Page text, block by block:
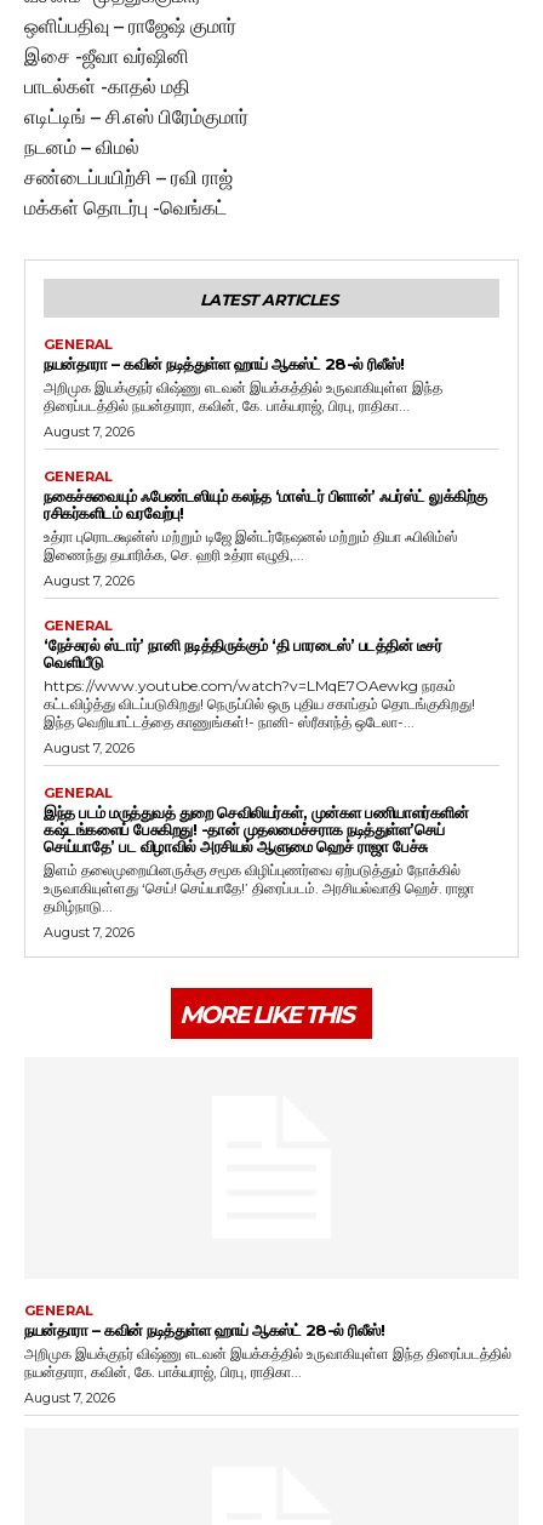
ஒளிப்பதிவு – ராஜேஷ் குமார்
இசை -ஜீவா வர்ஷினி
பாடல்கள் -காதல் மதி
எடிட்டிங் – சி.எஸ் பிரேம்குமார்
நடனம் – விமல்
சண்டைப்பயிற்சி – ரவி ராஜ்
மக்கள் தொடர்பு -வெங்கட்
LATEST ARTICLES
GENERAL
நயன்தாரா – கவின் நடித்துள்ள ஹாய் ஆகஸ்ட் 28-ல் ரிலீஸ்!
அறிமுக இயக்குநர் விஷ்ணு எடவன் இயக்கத்தில் உருவாகியுள்ள இந்த
திரைப்படத்தில் நயன்தாரா, கவின், கே. பாக்யராஜ், பிரபு, ராதிகா...
August 7, 2026
GENERAL
நகைச்சுவையும் ஃபேண்டஸியும் கலந்த ‘மாஸ்டர் பிளான்’ ஃபர்ஸ்ட் லுக்கிற்கு
ரசிகர்களிடம் வரவேற்பு!
உத்ரா புரொடக்ஷன்ஸ் மற்றும் டிஜே இன்டர்நேஷனல் மற்றும் தியா ஃபிலிம்ஸ்
இணைந்து தயாரிக்க, செ. ஹரி உத்ரா எழுதி,...
August 7, 2026
GENERAL
‘நேச்சுரல் ஸ்டார்’ நானி நடித்திருக்கும் ‘தி பாரடைஸ்’ படத்தின் டீசர்
வெளியீடு
https://www.youtube.com/watch?v=LMqE7OAewkg நரகம்
கட்டவிழ்த்து விடப்படுகிறது! நெருப்பில் ஒரு புதிய சகாப்தம் தொடங்குகிறது!
இந்த வெறியாட்டத்தை காணுங்கள்!- நானி- ஸ்ரீகாந்த் ஒடேலா-...
August 7, 2026
GENERAL
இந்த படம் மருத்துவத் துறை செவிலியர்கள், முன்கள பணியாளர்களின்
கஷ்டங்களைப் பேசுகிறது! -தான் முதலமைச்சராக நடித்துள்ள’செய்
செய்யாதே’ பட விழாவில் அரசியல் ஆளுமை ஹெச் ராஜா பேச்சு
இளம் தலைமுறையினருக்கு சமூக விழிப்புணர்வை ஏற்படுத்தும் நோக்கில்
உருவாகியுள்ளது ‘செய்! செய்யாதே!’ திரைப்படம். அரசியல்வாதி ஹெச். ராஜா
தமிழ்நாடு...
August 7, 2026
MORE LIKE THIS
GENERAL
நயன்தாரா – கவின் நடித்துள்ள ஹாய் ஆகஸ்ட் 28-ல் ரிலீஸ்!
அறிமுக இயக்குநர் விஷ்ணு எடவன் இயக்கத்தில் உருவாகியுள்ள இந்த திரைப்படத்தில்
நயன்தாரா, கவின், கே. பாக்யராஜ், பிரபு, ராதிகா...
August 7, 2026